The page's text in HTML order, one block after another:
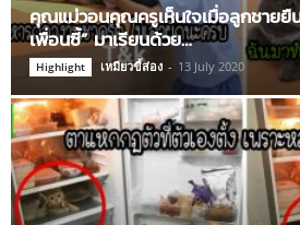
คุณแม่วอนคุณครูเห็นใจเมื่อลูกชายยื
เพื่อนซี้” มาเรียนด้วย…
Highlight เหมียวขี้ส่อง - 13 July 2020